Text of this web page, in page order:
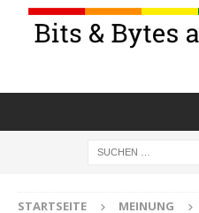
STARTSEITE MEINUNG